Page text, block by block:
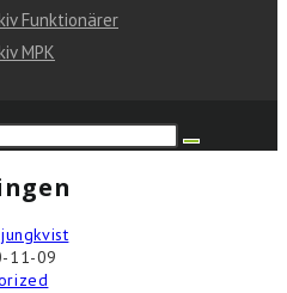
Funktionärer
MPK
11-09